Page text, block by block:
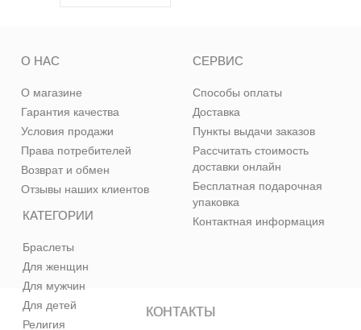
КАТЕГОРИИ
Браслеты
Для женщин
Для мужчин
Для детей
Религия
О НАС
О магазине
Гарантия качества
Условия продажи
Права потребителей
Возврат и обмен
Отзывы наших клиентов
СЕРВИС
Способы оплаты
Доставка
Пункты выдачи заказов
Рассчитать стоимость
доставки онлайн
Бесплатная подарочная
упаковка
Контактная информация
КОНТАКТЫ